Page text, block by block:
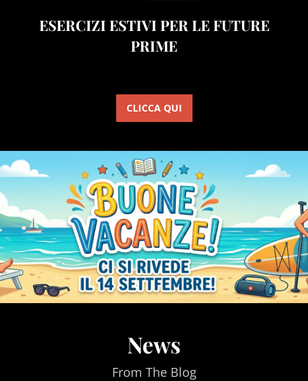
ESERCIZI ESTIVI PER LE FUTURE
PRIME
CLICCA QUI
.
News
From The Blog